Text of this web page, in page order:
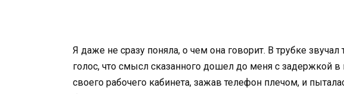
Я даже не сразу поняла, о чем она говорит. В трубке
голос, что смысл сказанного дошел до меня с задержкой в
своего рабочего кабинета, зажав телефон плечом, и